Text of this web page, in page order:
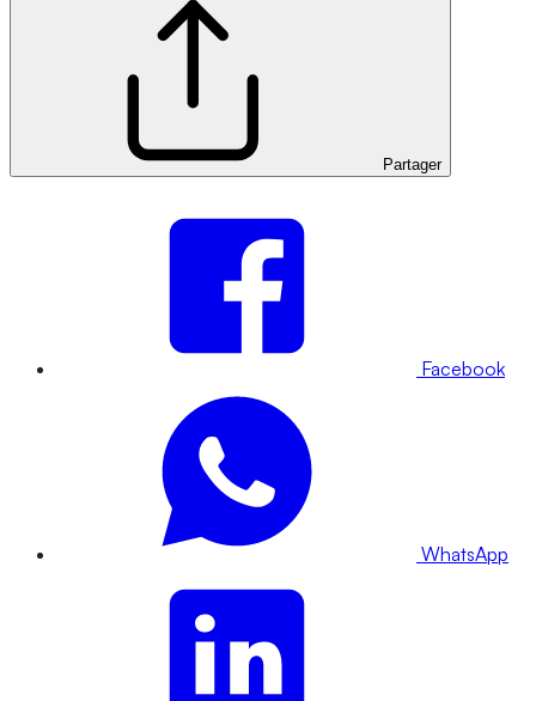
Partager
Facebook
WhatsApp